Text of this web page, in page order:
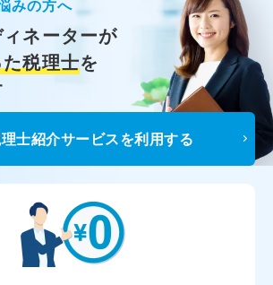
みの方へ
ネーターが
税理士を
士紹介サービスを利用する